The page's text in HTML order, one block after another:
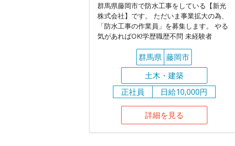
群馬県藤岡市で防水工事をしている【新光
株式会社】です。 ただいま事業拡大の為、
「防水工事の作業員」を募集します。 やる
気があればOK!学歴職歴不問 未経験者
群馬県 藤岡市
土木・建築
正社員
日給10,000円
詳細を見る